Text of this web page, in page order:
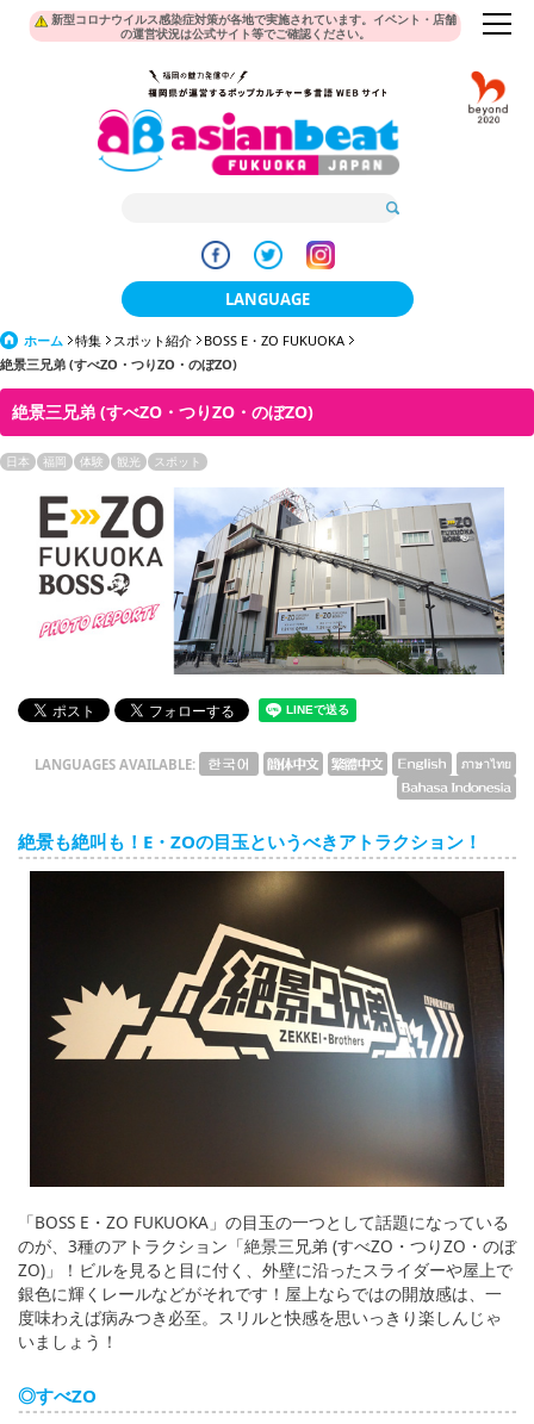
新型コロナウイルス感染症対策が各地で実施されています。イベント・店舗
の運営状況は公式サイト等でご確認ください。
LANGUAGE
日本語
한국어
簡体中文
繁體中文
English
ภาษาไทย
tiéng Viêt
ホーム 特集 スポット紹介
BOSS E・ZO FUKUOKA
絶景三兄弟 (すべZO・つりZO・のぼZO)
絶景三兄弟 (すべZO・つりZO・のぼZO)
日本 福岡 体験 観光 スポット
LANGUAGES AVAILABLE:
絶景も絶叫も！E・ZOの目玉というべきアトラクション！
「BOSS E・ZO FUKUOKA」の目玉の一つとして話題になっている
のが、3種のアトラクション「絶景三兄弟 (すべZO・つりZO・のぼ
ZO)」！ビルを見ると目に付く、外壁に沿ったスライダーや屋上で
銀色に輝くレールなどがそれです！屋上ならではの開放感は、一
度味わえば病みつき必至。スリルと快感を思いっきり楽しんじゃ
いましょう！
◎すべZO